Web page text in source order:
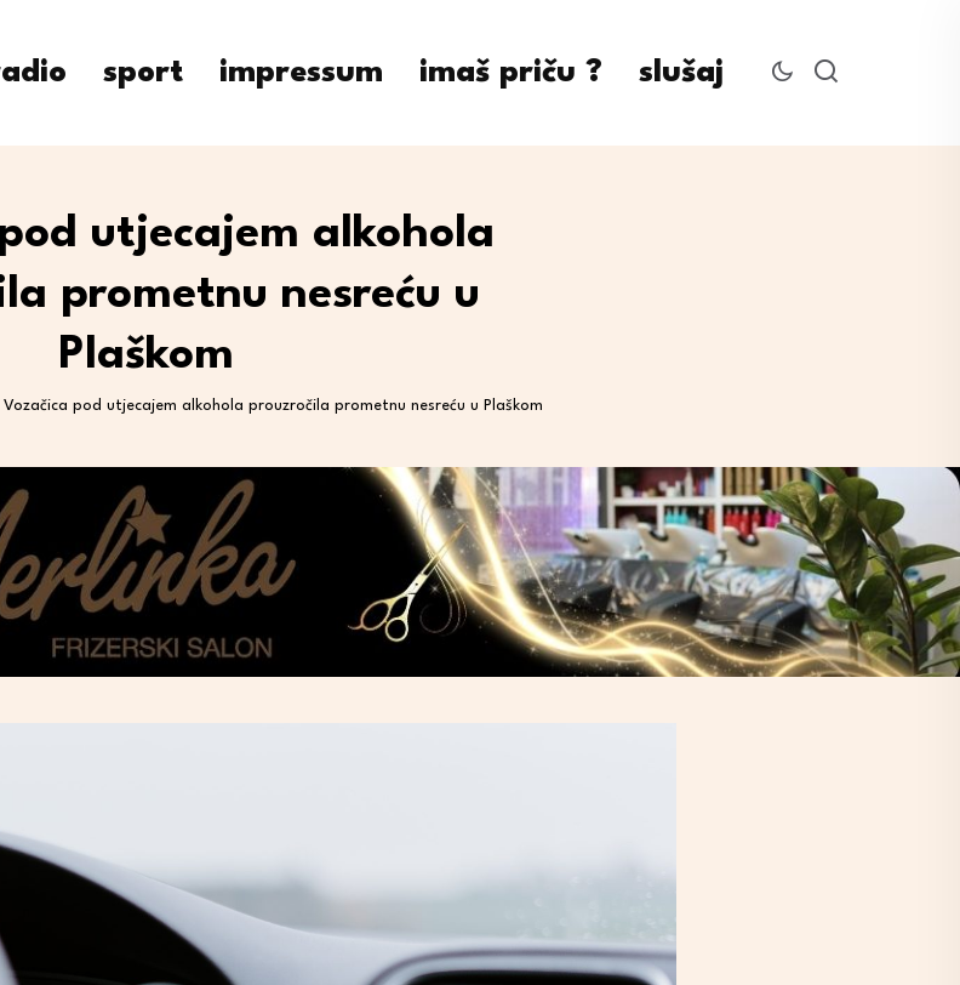
sport impressum imaš priču ? slušaj
utjecajem alkohola
prometnu nesreću u
Plaškom
Vozačica pod utjecajem alkohola prouzročila prometnu nesreću u Plaškom